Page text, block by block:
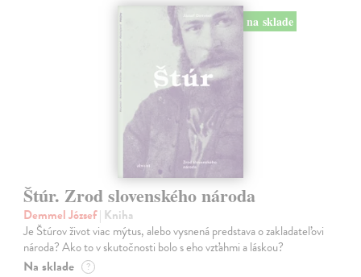
na sklade
Štúr. Zrod slovenského národa
Demmel József| Kniha
Je Štúrov život viac mýtus, alebo vysnená predstava o zakladateľovi
národa? Ako to v skutočnosti bolo s eho vzťahmi a láskou?
Na sklade ?